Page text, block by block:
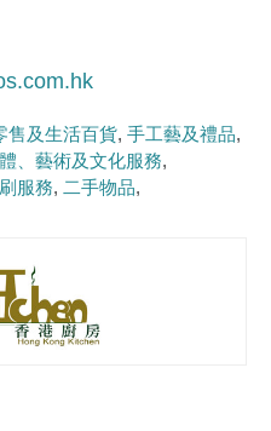
售及生活百貨 手工藝及禮品
、藝術及文化服務
服務
二手物品